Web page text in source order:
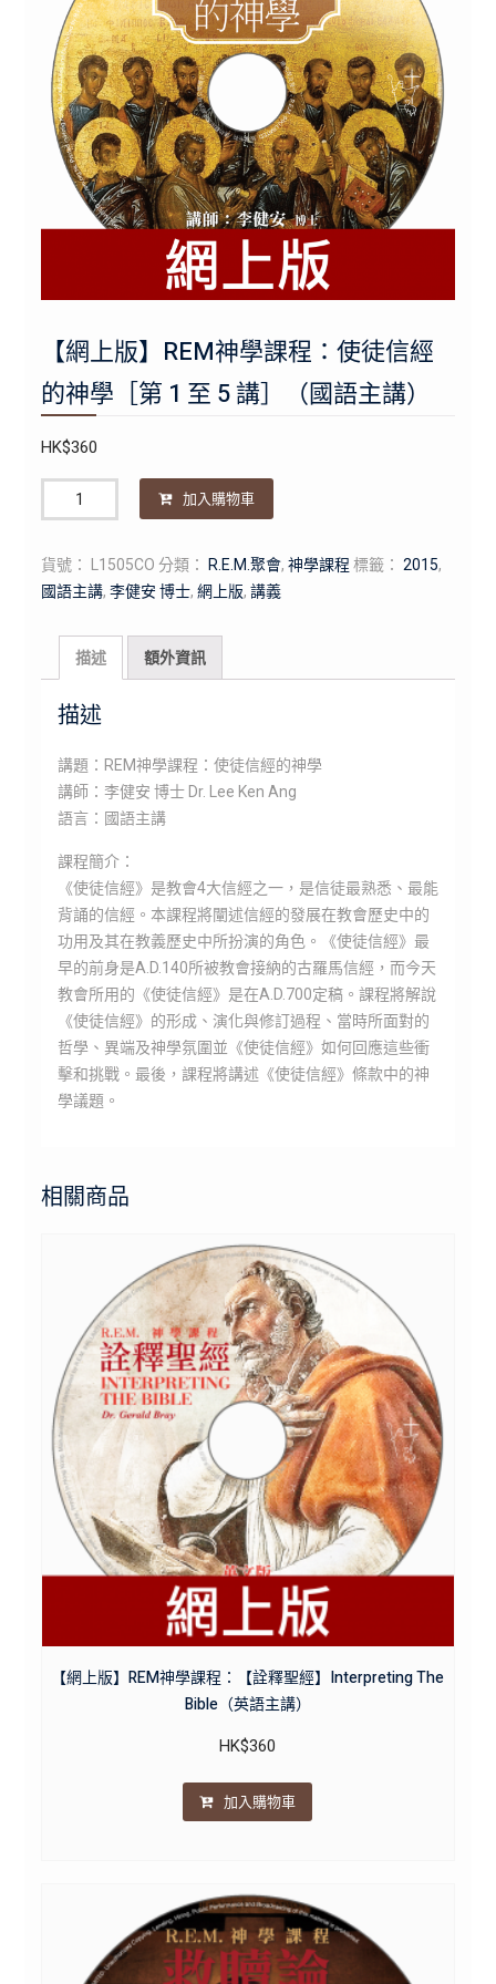
【網上版】REM神學課程：使徒信經
的神學［第 1 至 5 講］（國語主講）
HK$360
量
加入購物車
貨號： L1505CO 分類： R.E.M.聚會, 神學課程 標籤： 2015,
國語主講, 李健安 博士, 網上版, 講義
描述 額外資訊
描述
講題：REM神學課程：使徒信經的神學
講師：李健安 博士 Dr. Lee Ken Ang
語言：國語主講
課程簡介：
《使徒信經》是教會4大信經之一，是信徒最熟悉、最能
背誦的信經。本課程將闡述信經的發展在教會歷史中的
功用及其在教義歷史中所扮演的角色。《使徒信經》最
早的前身是A.D.140所被教會接納的古羅馬信經，而今天
教會所用的《使徒信經》是在A.D.700定稿。課程將解說
《使徒信經》的形成、演化與修訂過程、當時所面對的
哲學、異端及神學氛圍並《使徒信經》如何回應這些衝
擊和挑戰。最後，課程將講述《使徒信經》條款中的神
學議題。
相關商品
【網上版】REM神學課程：【詮釋聖經】Interpreting The
Bible（英語主講）
HK$360
加入購物車